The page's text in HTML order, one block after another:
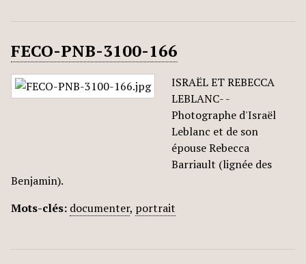
FECO-PNB-3100-166
ISRAËL ET REBECCA
LEBLANC- -
Photographe d'Israël
Leblanc et de son
épouse Rebecca
Barriault (lignée des
Benjamin).
Mots-clés: documenter, portrait